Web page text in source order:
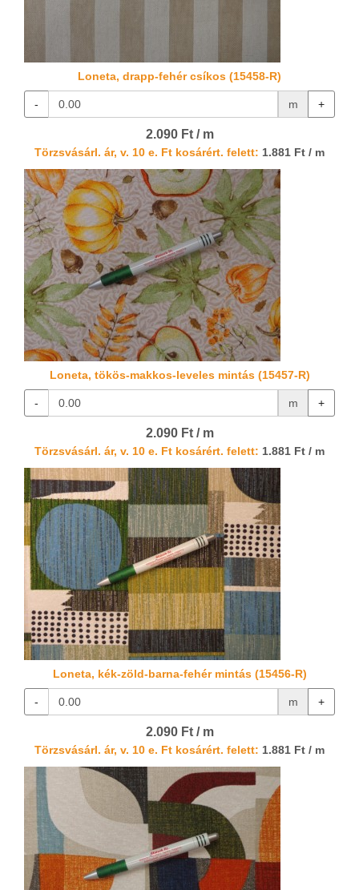
Loneta, drapp-fehér csíkos (15458-R)
- m +
2.090 Ft / m
Törzsvásárl. ár, v. 10 e. Ft kosárért. felett: 1.881 Ft / m
Loneta, tökös-makkos-leveles mintás (15457-R)
- m +
2.090 Ft / m
Törzsvásárl. ár, v. 10 e. Ft kosárért. felett: 1.881 Ft / m
Loneta, kék-zöld-barna-fehér mintás (15456-R)
- m +
2.090 Ft / m
Törzsvásárl. ár, v. 10 e. Ft kosárért. felett: 1.881 Ft / m